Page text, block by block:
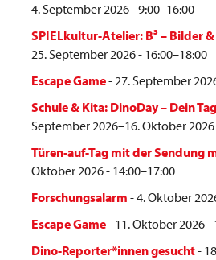
4. September 2026 - 9:00–16:00
SPIELkultur-Atelier: B³ – Bilder
25. September 2026 - 16:00–18:00
Escape Game- 27. September
Schule & Kita: DinoDay – Dein
September 2026–16. Oktober 2026
Türen-auf-Tag mit der Sendung
Oktober 2026 - 14:00–17:00
Forschungsalarm - 4. Oktober
Escape Game- 11. Oktober 2026 -
Dino-Reporter*innen gesucht-